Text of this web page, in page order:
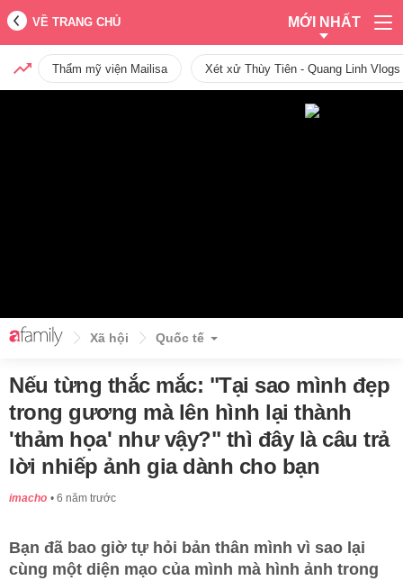
VỀ TRANG CHỦ MỚI NHẤT
Thẩm mỹ viện Mailisa Xét xử Thùy Tiên - Quang Linh
Xã hội Quốc tế
Nếu từng thắc mắc: "Tại sao mình đẹp
trong gương mà lên hình lại thành
'thảm họa' như vậy?" thì đây là câu trả
lời nhiếp ảnh gia dành cho bạn
imacho 6 năm trước
Bạn đã bao giờ tự hỏi bản thân mình vì sao lại
cùng một diện mạo của mình mà hình ảnh trong